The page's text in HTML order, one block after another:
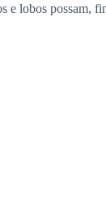
e lobos possam,